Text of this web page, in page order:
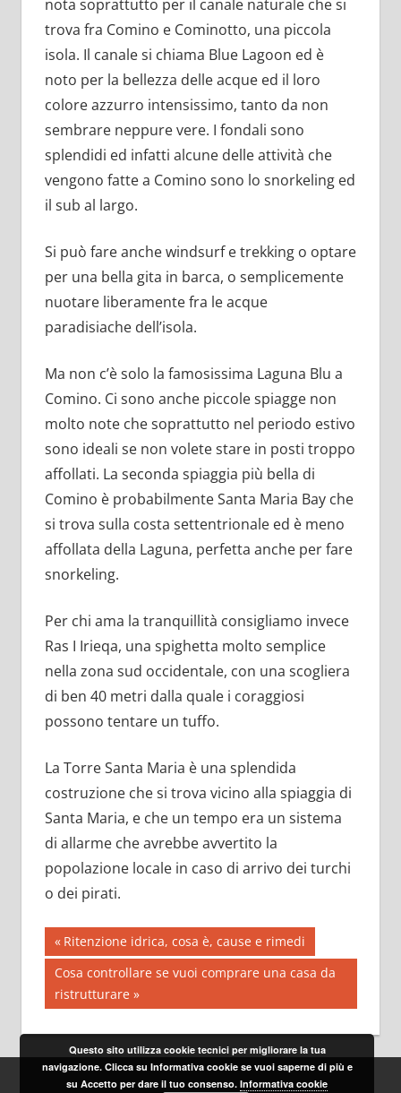
nota soprattutto per il canale naturale che si
trova fra Comino e Cominotto, una piccola
isola. Il canale si chiama Blue Lagoon ed è
noto per la bellezza delle acque ed il loro
colore azzurro intensissimo, tanto da non
sembrare neppure vere. I fondali sono
splendidi ed infatti alcune delle attività che
vengono fatte a Comino sono lo snorkeling ed
il sub al largo.
Si può fare anche windsurf e trekking o optare
per una bella gita in barca, o semplicemente
nuotare liberamente fra le acque
paradisiache dell’isola.
Ma non c’è solo la famosissima Laguna Blu a
Comino. Ci sono anche piccole spiagge non
molto note che soprattutto nel periodo estivo
sono ideali se non volete stare in posti troppo
affollati. La seconda spiaggia più bella di
Comino è probabilmente Santa Maria Bay che
si trova sulla costa settentrionale ed è meno
affollata della Laguna, perfetta anche per fare
snorkeling.
Per chi ama la tranquillità consigliamo invece
Ras I Irieqa, una spighetta molto semplice
nella zona sud occidentale, con una scogliera
di ben 40 metri dalla quale i coraggiosi
possono tentare un tuffo.
La Torre Santa Maria è una splendida
costruzione che si trova vicino alla spiaggia di
Santa Maria, e che un tempo era un sistema
di allarme che avrebbe avvertito la
popolazione locale in caso di arrivo dei turchi
o dei pirati.
Navigazione
articoli
Previous
Post:
Ritenzione idrica, cosa è, cause e rimedi
Next
Post:
Cosa controllare se vuoi comprare una casa da
ristrutturare
Questo sito utilizza cookie tecnici per migliorare la tua
navigazione. Clicca su Informativa cookie se vuoi saperne di più e
su Accetto per dare il tuo consenso.Informativa cookie